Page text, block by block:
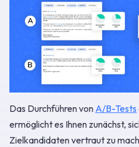
Das Durchführen von A/B-Tests
ermöglicht es Ihnen zunächst,
Zielkandidaten vertraut zu